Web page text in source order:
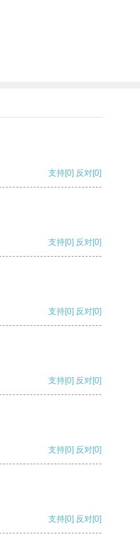
支持[0] 反对[0]
支持[0] 反对[0]
支持[0] 反对[0]
支持[0] 反对[0]
支持[0] 反对[0]
支持[0] 反对[0]